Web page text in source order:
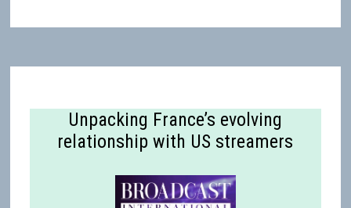
Unpacking France’s evolving
relationship with US streamers